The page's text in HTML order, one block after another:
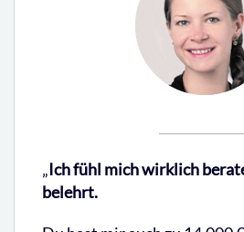
„Ich fühl mich wirklich
belehrt.